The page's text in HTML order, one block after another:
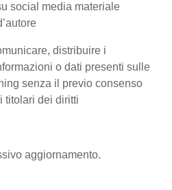
social media materiale
distribuire i
o dati presenti sulle
senza il previo consenso
titolari dei diritti
aggiornamento.